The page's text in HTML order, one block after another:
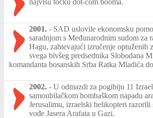
najvišu točku dot-com booma.
2001. - SAD uslovile ekonomsku
saradnjom s Međunarodnim sudom za
Hagu, zahtevajući izručenje optuženih
svega bivšeg predsednika Slobodana
komandanta bosanskih Srba Ratka Mladića
2002. - U odmazdi za pogibiju 11
samoubilačkom bombaškom napadu
Jerusalimu, izraelski helikopteri razorili
vođe Jasera Arafata u Gazi.